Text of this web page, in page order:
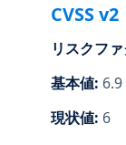
CVSS v2
リスクフ
基本値: 6.9
現状値: 6